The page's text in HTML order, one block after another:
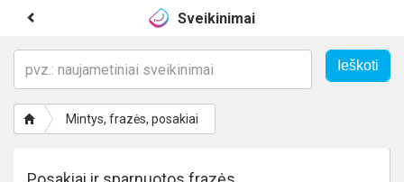
Sveikinimai
Mintys, frazės, posakiai